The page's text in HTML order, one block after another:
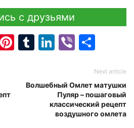
с друзьями
Pinterest
Tumblr
LinkedIn
Viber
Next article
Волшебный Омлет матушки
Пуляр – пошаговый
классический рецепт
воздушного омлета